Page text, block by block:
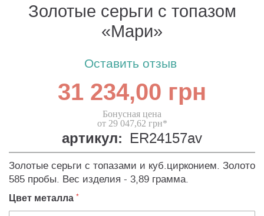
Золотые серьги с топазом
«Мари»
Оставить отзыв
31 234,00 грн
Бонусная цена
от 29 047,62 грн*
артикул: ER24157av
Золотые серьги с топазами и куб.цирконием. Золото
585 пробы. Вес изделия - 3,89 грамма.
Цвет металла